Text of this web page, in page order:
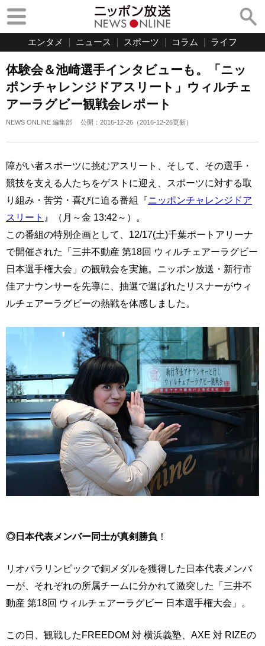
エンタメ ニュース スポーツ コラム ライフ
体験会＆池崎選手インタビューも。「ニッ
ポンチャレンジドアスリート」ウィルチェ
アーラグビー観戦会レポート
NEWS ONLINE 編集部 公開： 2016-12-26 （2016-12-26更新）
障がい者スポーツに挑むアスリート、そして、その選手・
競技を支える人たちをゲストに迎え、スポーツに対する取
り組み・苦労・喜びに迫る番組『ニッポンチャレンジドア
スリート 』（月～金 13:42～）。
この番組の特別企画として、12/17(土)千葉ポートアリーナ
で開催された「三井不動産 第18回 ウィルチェアーラグビー
日本選手権大会」の観戦会を実施。ニッポン放送・新行市
佳アナウンサーを先導に、抽選で選ばれたリスナーがウィ
ルチェアーラグビーの熱戦を体感しました。
◎日本代表メンバー同士が真剣勝負 ！
リオパラリンピックで銅メダルを獲得した日本代表メンバ
ーが、それぞれの所属チームに分かれて激突した「三井不
動産 第18回 ウィルチェアーラグビー 日本選手権大会」。
この日、観戦したFREEDOM 対 横浜義塾、AXE 対 RIZEの